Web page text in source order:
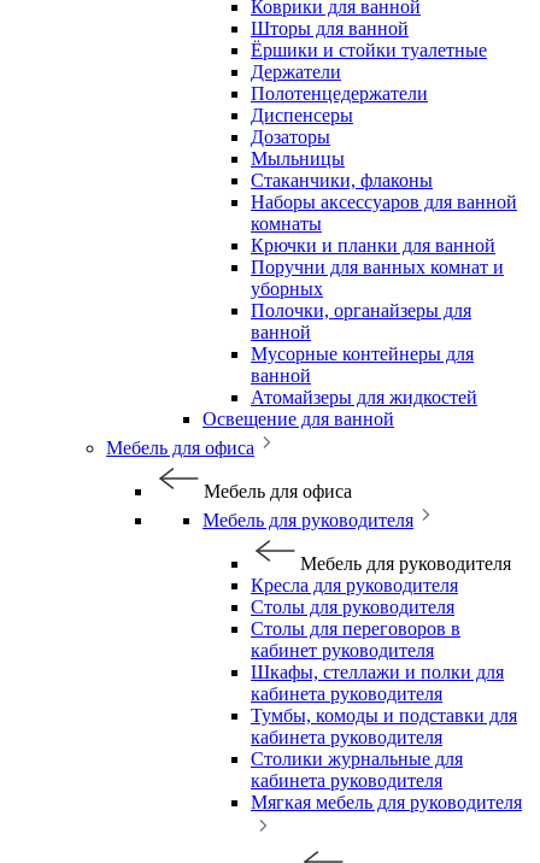
Коврики для ванной
Шторы для ванной
Ёршики и стойки туалетные
Держатели
Полотенцедержатели
Диспенсеры
Дозаторы
Мыльницы
Стаканчики, флаконы
Наборы аксессуаров для ванной
комнаты
Крючки и планки для ванной
Поручни для ванных комнат и
уборных
Полочки, органайзеры для
ванной
Мусорные контейнеры для
ванной
Атомайзеры для жидкостей
Освещение для ванной
Мебель для офиса
Мебель для офиса
Мебель для руководителя
Мебель для руководителя
Кресла для руководителя
Столы для руководителя
Столы для переговоров в
кабинет руководителя
Шкафы, стеллажи и полки для
кабинета руководителя
Тумбы, комоды и подставки для
кабинета руководителя
Столики журнальные для
кабинета руководителя
Мягкая мебель для руководителя